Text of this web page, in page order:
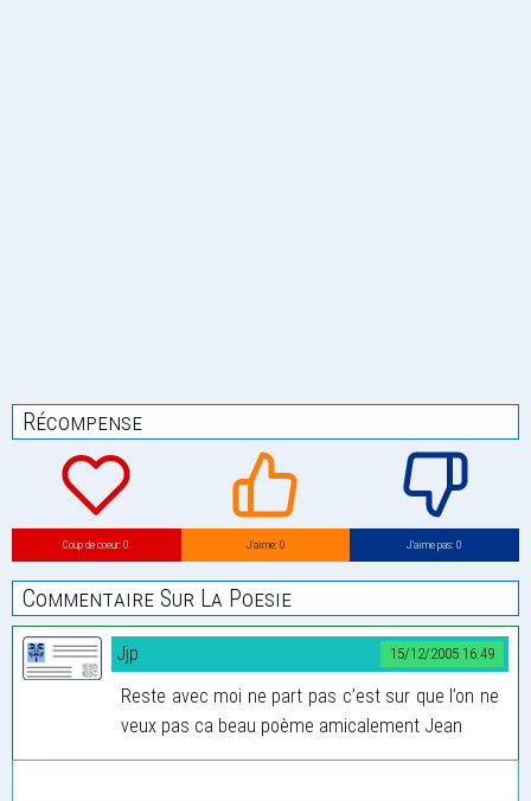
Récompense
Coup de coeur: 0 J’aime: 0 J’aime pas: 0
Commentaire Sur La Poesie
15/12/2005 16:49
Jjp
Reste avec moi ne part pas c’est sur que l’on ne
veux pas ca beau poème amicalement Jean